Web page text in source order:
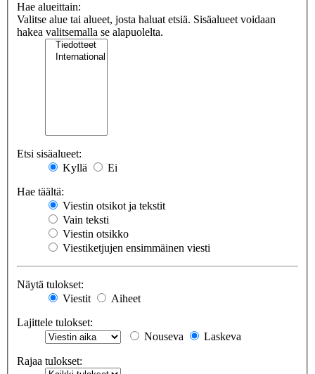
Hae alueittain:
Valitse alue tai alueet, josta haluat etsiä. Sisäalueet voidaan
hakea valitsemalla se alapuolelta.
Etsi sisäalueet:
Kyllä
Ei
Hae täältä:
Viestin otsikot ja tekstit
Vain teksti
Viestin otsikko
Viestiketjujen ensimmäinen viesti
Näytä tulokset:
Viestit
Aiheet
Lajittele tulokset:
Nouseva
Laskeva
Rajaa tulokset: